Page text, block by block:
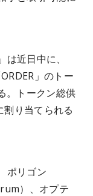
近日中に、
」のトー
。トークン総供
り当てられる
ポリゴン
）、オプテ